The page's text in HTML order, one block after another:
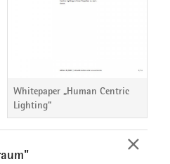
Whitepaper „Human Centric
Lighting“